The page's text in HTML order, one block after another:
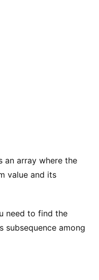
an array where the
value and its
need to find the
subsequence among